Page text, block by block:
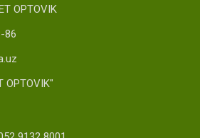
OPTOVIK
86
OPTOVIK"